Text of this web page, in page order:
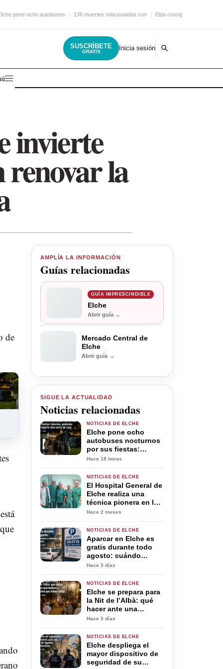
pone ocho autobuses 136 muertes relacionadas con Elda consigue una nueva
SUSCRÍBETE
GRATIS Inicia sesión
invierte
renovar la
de
AMPLÍA LA INFORMACIÓN
Guías relacionadas
GUÍA IMPRESCINDIBLE
Elche
Abrir guía →
Mercado Central de
Elche
Abrir guía →
SIGUE LA ACTUALIDAD
Noticias relacionadas
NOTICIAS DE ELCHE
Elche pone ocho
autobuses nocturnos
por sus fiestas:
horarios, pedanías y
cerca de casa
Hace 18 horas
NOTICIAS DE ELCHE
El Hospital General de
Elche realiza una
técnica pionera en la
Comunitat Valenciana
paraestomales
complejas
Hace 2 meses
NOTICIAS DE ELCHE
Aparcar en Elche es
gratis durante todo
agosto: cuándo
vuelve a cobrarse la
Hace 3 días
NOTICIAS DE ELCHE
Elche se prepara para
la Nit de l’Albà: qué
hacer ante una
quemadura y los
evitar
Hace 3 días
NOTICIAS DE ELCHE
Elche despliega el
mayor dispositivo de
seguridad de su